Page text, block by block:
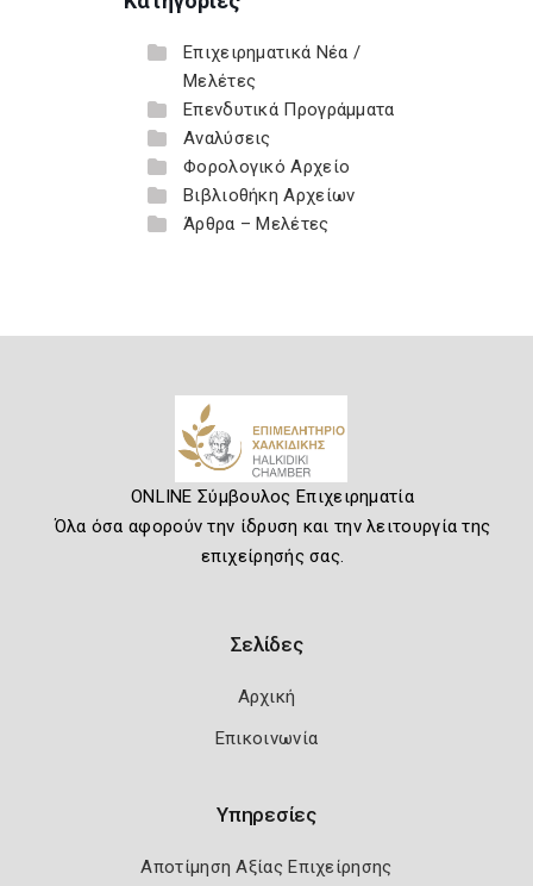
Επιχειρηματικά Νέα /
Μελέτες
Επενδυτικά Προγράμματα
Αναλύσεις
Φορολογικό Αρχείο
Βιβλιοθήκη Αρχείων
Άρθρα – Μελέτες
ONLINE Σύμβουλος Επιχειρηματία
Όλα όσα αφορούν την ίδρυση και την λειτουργία της
επιχείρησής σας.
Σελίδες
Αρχική
Επικοινωνία
Υπηρεσίες
Αποτίμηση Αξίας Επιχείρησης